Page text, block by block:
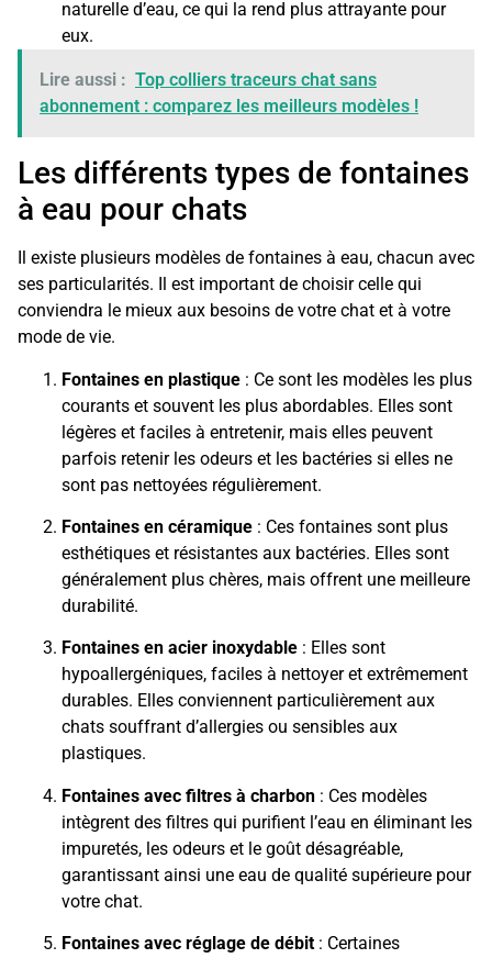
naturelle d’eau, ce qui la rend plus attrayante pour
eux.
Lire aussi : Top colliers traceurs chat sans
abonnement : comparez les meilleurs modèles !
Les différents types de fontaines
à eau pour chats
Il existe plusieurs modèles de fontaines à eau, chacun avec
ses particularités. Il est important de choisir celle qui
conviendra le mieux aux besoins de votre chat et à votre
mode de vie.
Fontaines en plastique : Ce sont les modèles les plus
courants et souvent les plus abordables. Elles sont
légères et faciles à entretenir, mais elles peuvent
parfois retenir les odeurs et les bactéries si elles ne
sont pas nettoyées régulièrement.
Fontaines en céramique : Ces fontaines sont plus
esthétiques et résistantes aux bactéries. Elles sont
généralement plus chères, mais offrent une meilleure
durabilité.
Fontaines en acier inoxydable : Elles sont
hypoallergéniques, faciles à nettoyer et extrêmement
durables. Elles conviennent particulièrement aux
chats souffrant d’allergies ou sensibles aux
plastiques.
Fontaines avec filtres à charbon : Ces modèles
intègrent des filtres qui purifient l’eau en éliminant les
impuretés, les odeurs et le goût désagréable,
garantissant ainsi une eau de qualité supérieure pour
votre chat.
Fontaines avec réglage de débit : Certaines